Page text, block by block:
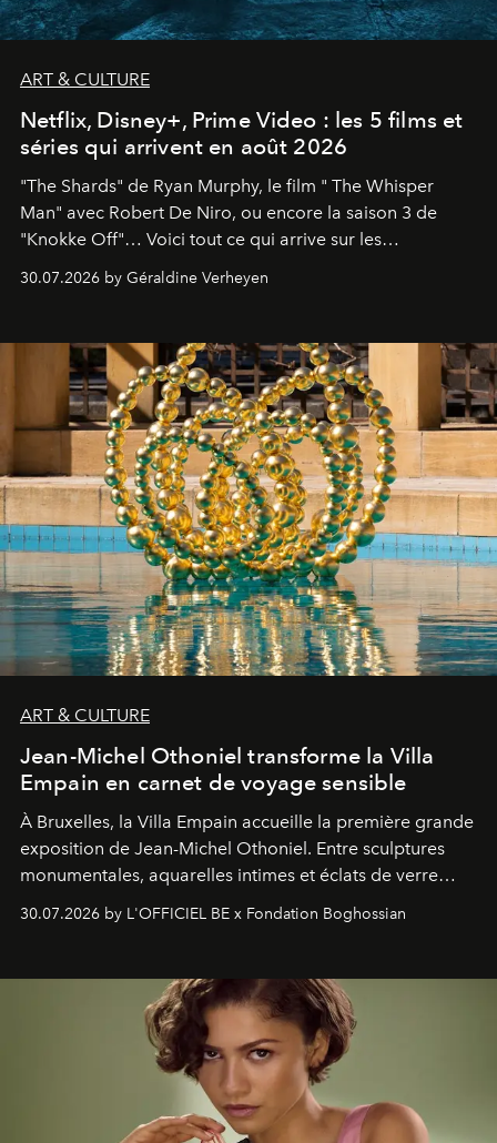
ART & CULTURE
Netflix, Disney+, Prime Video : les 5 films et
séries qui arrivent en août 2026
"The Shards" de Ryan Murphy, le film " The Whisper
Man" avec Robert De Niro, ou encore la saison 3 de
"Knokke Off"… Voici tout ce qui arrive sur les
plateformes de streaming en août 2026.
30.07.2026 by Géraldine Verheyen
ART & CULTURE
Jean-Michel Othoniel transforme la Villa
Empain en carnet de voyage sensible
À Bruxelles, la Villa Empain accueille la première grande
exposition de Jean-Michel Othoniel. Entre sculptures
monumentales, aquarelles intimes et éclats de verre
soufflé, l’artiste français compose un itinéraire
émotionnel où chaque œuvre devient le souvenir
émerveillement.
30.07.2026 by L'OFFICIEL BE x Fondation Boghossian